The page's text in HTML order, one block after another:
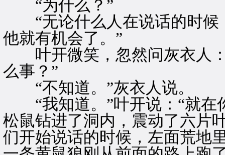
“为什么？”
“无论什么人在说话的时候
他就有机会了。”
叶开微笑，忽然问灰衣人：
么事？”
“不知道。”灰衣人说。
“我知道。”叶开说：“就在
松鼠钻进了洞内，震动了六片
们开始说话的时候，左面荒地